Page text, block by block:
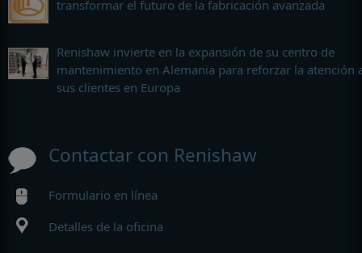
transformar el futuro de la fabricación avanzada
Renishaw invierte en la expansión de su centro de
mantenimiento en Alemania para reforzar la atención
sus clientes en Europa
Contactar con Renishaw
Formulario en línea
Detalles de la oficina